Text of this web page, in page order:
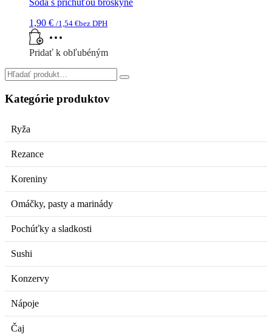
Sóda s príchuťou broskyne
1,90 € /1,54 €bez DPH
Pridať k obľubéným
Search
for:
Kategórie produktov
Ryža
Rezance
Koreniny
Omáčky, pasty a marinády
Pochúťky a sladkosti
Sushi
Konzervy
Nápoje
Čaj